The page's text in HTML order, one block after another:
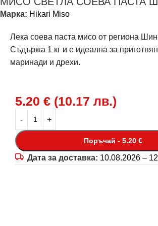
Марка: Hikari Miso
Лека соева паста мисо от региона
Съдържа 1 кг и е идеална за
маринади и дрехи.
5.20 € (10.17 лв.)
Поръчай - 5.20 €
Дата за доставка: 10.08.2026 –